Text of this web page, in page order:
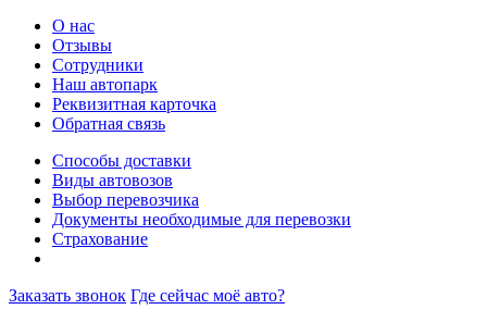
О нас
Отзывы
Сотрудники
Наш автопарк
Реквизитная карточка
Обратная связь
Способы доставки
Виды автовозов
Выбор перевозчика
Документы необходимые для перевозки
Страхование
Заказать звонок Где сейчас моё авто?